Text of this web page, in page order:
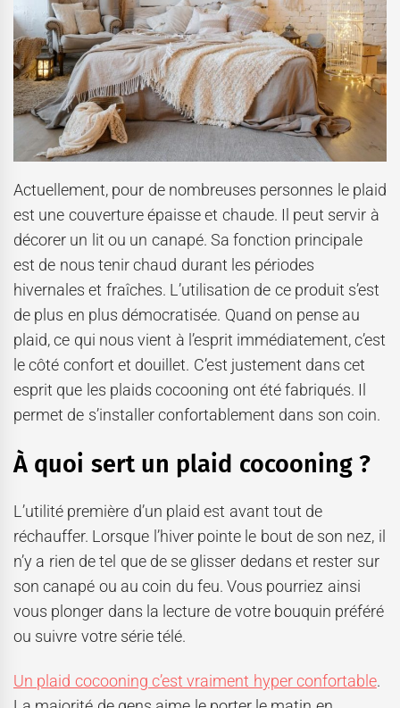
Actuellement, pour de nombreuses personnes le plaid
est une couverture épaisse et chaude. Il peut servir à
décorer un lit ou un canapé. Sa fonction principale
est de nous tenir chaud durant les périodes
hivernales et fraîches. L’utilisation de ce produit s’est
de plus en plus démocratisée. Quand on pense au
plaid, ce qui nous vient à l’esprit immédiatement, c’est
le côté confort et douillet. C’est justement dans cet
esprit que les plaids cocooning ont été fabriqués. Il
permet de s’installer confortablement dans son coin.
À quoi sert un plaid cocooning ?
L’utilité première d’un plaid est avant tout de
réchauffer. Lorsque l’hiver pointe le bout de son nez, il
n’y a rien de tel que de se glisser dedans et rester sur
son canapé ou au coin du feu. Vous pourriez ainsi
vous plonger dans la lecture de votre bouquin préféré
ou suivre votre série télé.
Un plaid cocooning c’est vraiment hyper confortable.